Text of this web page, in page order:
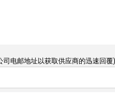
司电邮地址以获取供应商的迅速回覆)